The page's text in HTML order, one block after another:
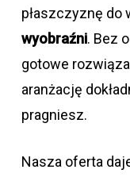
płaszczyznę do
wyobraźni. Bez
gotowe
aranżację
pragniesz.
Nasza oferta